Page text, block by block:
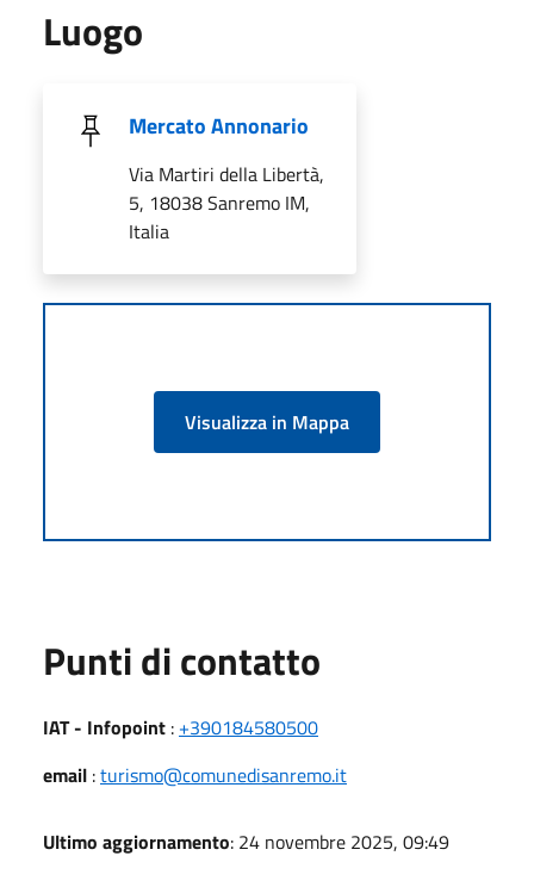
Luogo
Mercato Annonario
Via Martiri della Libertà,
5, 18038 Sanremo IM,
Italia
Visualizza in Mappa
Punti di contatto
IAT - Infopoint : +390184580500
email :turismo@comunedisanremo.it
Ultimo aggiornamento: 24 novembre 2025, 09:49